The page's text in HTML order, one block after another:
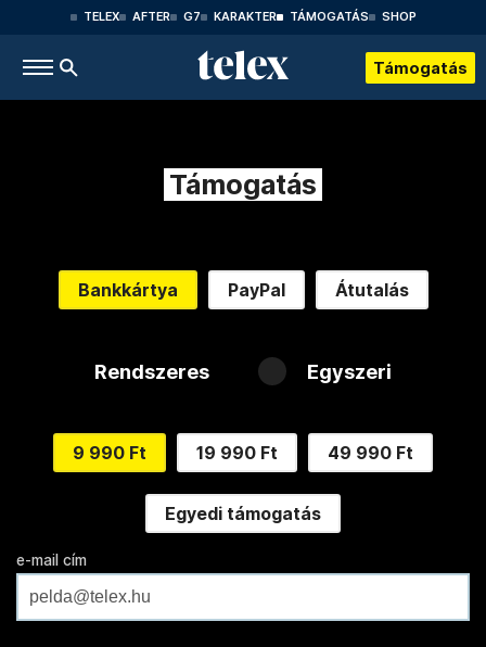
TELEX AFTER G7 KARAKTER TÁMOGATÁS SHOP
Támogatás
Támogatás
Bankkártya PayPal Átutalás
Rendszeres Egyszeri
9 990 Ft 19 990 Ft 49 990 Ft
Egyedi támogatás
e-mail cím